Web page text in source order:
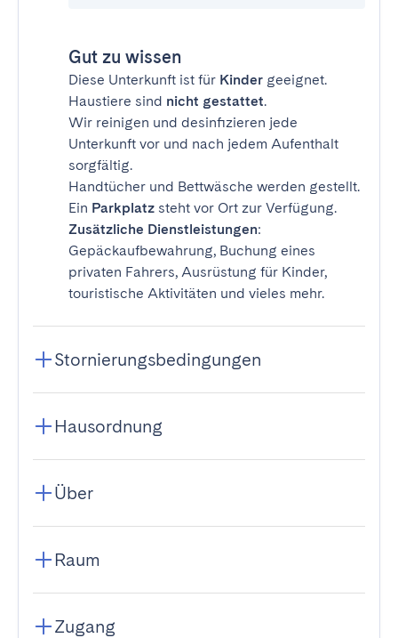
Gut zu wissen
Diese Unterkunft ist für Kinder geeignet.
Haustiere sind nicht gestattet.
Wir reinigen und desinfizieren jede
Unterkunft vor und nach jedem Aufenthalt
sorgfältig.
Handtücher und Bettwäsche werden gestellt.
Ein Parkplatz steht vor Ort zur Verfügung.
Zusätzliche Dienstleistungen:
Gepäckaufbewahrung, Buchung eines
privaten Fahrers, Ausrüstung für Kinder,
touristische Aktivitäten und vieles mehr.
Stornierungsbedingungen
Hausordnung
Über
Raum
Zugang